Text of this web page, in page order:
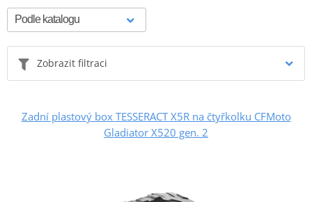
Zobrazit filtraci
Zadní plastový box TESSERACT X5R na čtyřkolku CFMoto
Gladiator X520 gen. 2